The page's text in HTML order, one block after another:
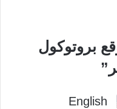
بروتوكول
English